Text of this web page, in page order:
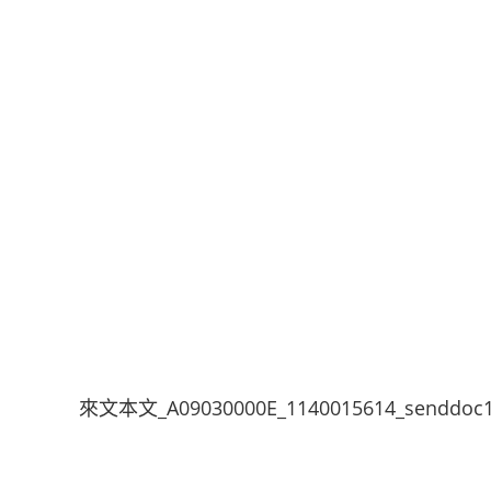
來文本文